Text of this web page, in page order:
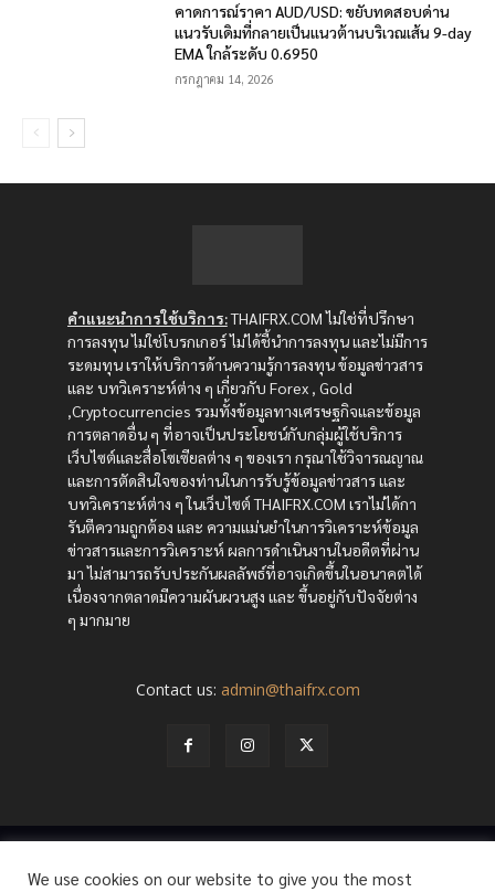
คาดการณ์ราคา AUD/USD: ขยับทดสอบด่าน
แนวรับเดิมที่กลายเป็นแนวต้านบริเวณเส้น 9-day
EMA ใกล้ระดับ 0.6950
กรกฎาคม 14, 2026
คำแนะนำการใช้บริการ:THAIFRX.COM ไม่ใช่ที่ปรึกษา
การลงทุน ไม่ใช่โบรกเกอร์ ไม่ได้ชี้นำการลงทุน และไม่มีการ
ระดมทุน เราให้บริการด้านความรู้การลงทุน ข้อมูลข่าวสาร
และ บทวิเคราะห์ต่าง ๆ เกี่ยวกับ Forex , Gold
,Cryptocurrencies รวมทั้งข้อมูลทางเศรษฐกิจและข้อมูล
การตลาดอื่น ๆ ที่อาจเป็นประโยชน์กับกลุ่มผู้ใช้บริการ
เว็บไซต์และสื่อโซเซียลต่าง ๆ ของเรา กรุณาใช้วิจารณญาณ
และการตัดสินใจของท่านในการรับรู้ข้อมูลข่าวสาร และ
บทวิเคราะห์ต่าง ๆ ในเว็บไซต์ THAIFRX.COM เราไม่ได้กา
รันตีความถูกต้อง และ ความแม่นยำในการวิเคราะห์ข้อมูล
ข่าวสารและการวิเคราะห์ ผลการดำเนินงานในอดีตที่ผ่าน
มา ไม่สามารถรับประกันผลลัพธ์ที่อาจเกิดขึ้นในอนาคตได้
เนื่องจากตลาดมีความผันผวนสูง และ ขึ้นอยู่กับปัจจัยต่าง
ๆ มากมาย
Contact us: admin@thaifrx.com
We use cookies on our website to give you the most